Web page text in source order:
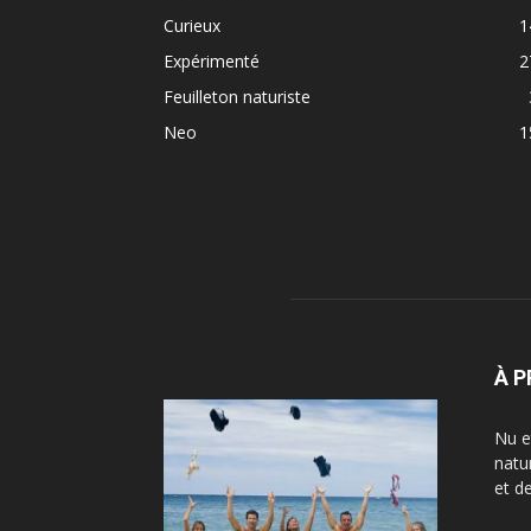
Curieux
Expérimenté
Feuilleton naturiste
Neo
À
Nu
et